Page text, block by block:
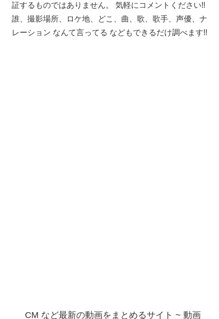
証するものではありません。 気軽にコメントください!!
誰、撮影場所、ロケ地、どこ、曲、歌、歌手、声優、ナ
レーション なんて言ってる などもできるだけ調べます!!
CM など最新の動画をまとめるサイト ~ 動画